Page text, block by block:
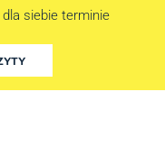
siebie terminie